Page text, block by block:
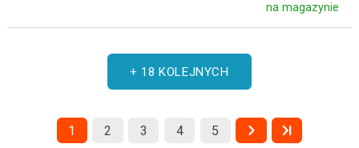
na magazynie
+ 18 KOLEJNYCH
1 2 3 4 5